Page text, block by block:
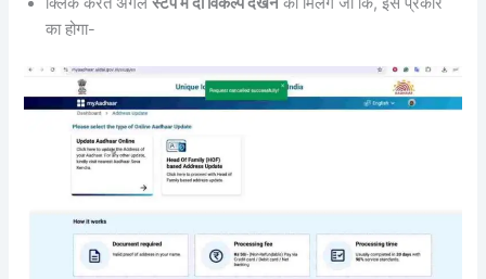
का होगा-